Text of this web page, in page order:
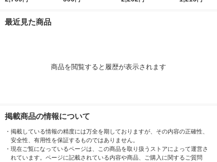
最近見た商品
商品を閲覧すると履歴が表示されます
掲載商品の情報について
・ 掲載している情報の精度には万全を期しておりますが、その内容の正確性、
安全性、有用性を保証するものではありません。
・ 現在ご覧になっているページは、この商品を取り扱うストアによって運営さ
れています。ページに記載されている内容や商品、ご購入に関するご質問